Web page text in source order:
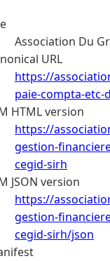
Association Du
URL
https://
paie-compta-
HTML version
https://
gestion-
cegid-sirh
JSON version
https://
gestion-
cegid-sirh/json